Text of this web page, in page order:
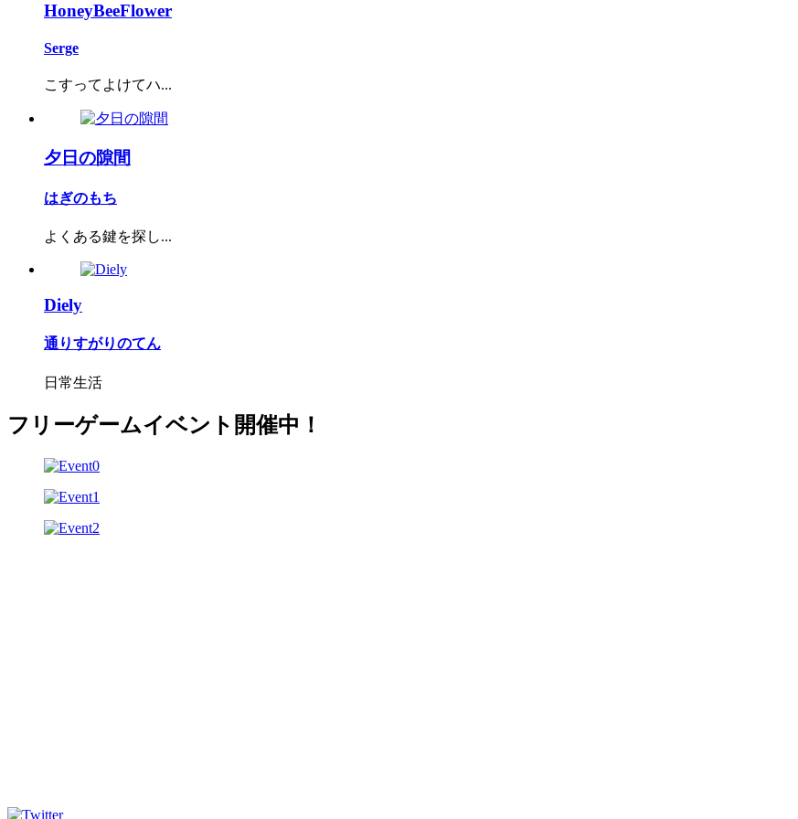
HoneyBeeFlower
Serge
こすってよけてハ...
夕日の隙間
はぎのもち
よくある鍵を探し...
Diely
通りすがりのてん
日常生活
フリーゲームイベント開催中！